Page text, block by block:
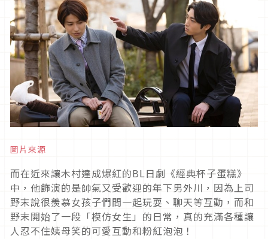
圖片來源
而在近來讓木村達成爆紅的BL日劇《經典杯子蛋糕》
中，他飾演的是帥氣又受歡迎的年下男外川，因為上司
野末說很羨慕女孩子們間一起玩耍、聊天等互動，而和
野末開始了一段「模仿女生」的日常，真的充滿各種讓
人忍不住姨母笑的可愛互動和粉紅泡泡！